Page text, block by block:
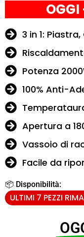
3 in 1:
Potenza
100% Anti-
Apertura a
Vassoio di
Facile da
📦 Disponibilità:
ULTIMI 7 PEZZI